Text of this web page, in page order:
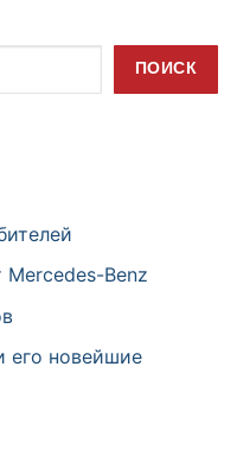
ПОИСК
Benz
его новейшие